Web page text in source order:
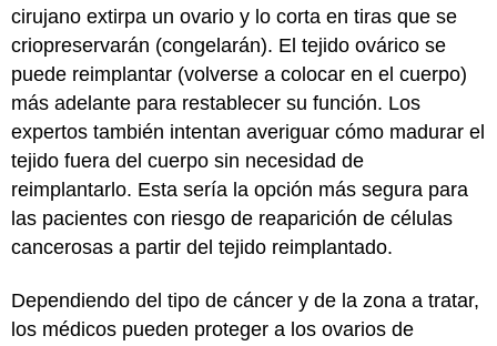
cirujano extirpa un ovario y lo corta en tiras que se
criopreservarán (congelarán). El tejido ovárico se
puede reimplantar (volverse a colocar en el cuerpo)
más adelante para restablecer su función. Los
expertos también intentan averiguar cómo madurar el
tejido fuera del cuerpo sin necesidad de
reimplantarlo. Esta sería la opción más segura para
las pacientes con riesgo de reaparición de células
cancerosas a partir del tejido reimplantado.
Dependiendo del tipo de cáncer y de la zona a tratar,
los médicos pueden proteger a los ovarios de